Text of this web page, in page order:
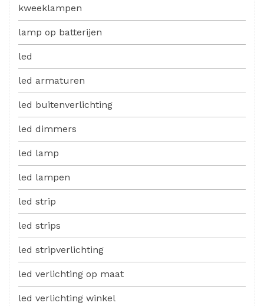
kweeklampen
lamp op batterijen
led
led armaturen
led buitenverlichting
led dimmers
led lamp
led lampen
led strip
led strips
led stripverlichting
led verlichting op maat
led verlichting winkel